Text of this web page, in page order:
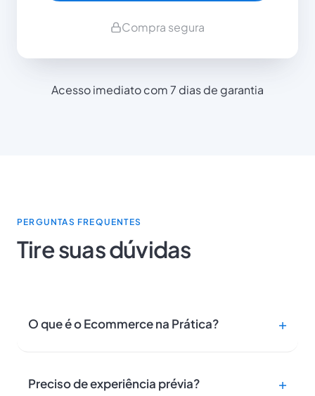
Compra segura
Acesso imediato com 7 dias de garantia
PERGUNTAS FREQUENTES
Tire suas dúvidas
O que é o Ecommerce na Prática?
Preciso de experiência prévia?